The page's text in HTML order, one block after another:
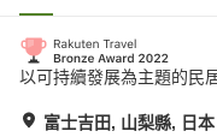
以可持續發展為主題的民
富士吉田, 山梨縣, 日本